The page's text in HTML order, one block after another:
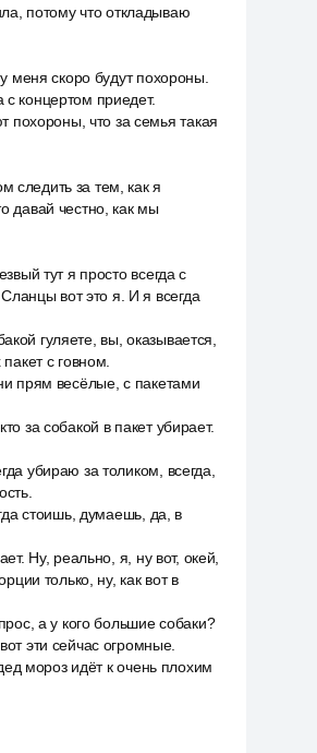
потому что откладываю
меня скоро будут похороны.
концертом приедет.
похороны, что за семья такая
следить за тем, как я
давай честно, как мы
тут я просто всегда с
вот это я. И я всегда
гуляете, вы, оказывается,
с говном.
прям весёлые, с пакетами
за собакой в пакет убирает.
убираю за толиком, всегда,
стоишь, думаешь, да, в
Ну, реально, я, ну вот, окей,
только, ну, как вот в
а у кого большие собаки?
эти сейчас огромные.
мороз идёт к очень плохим